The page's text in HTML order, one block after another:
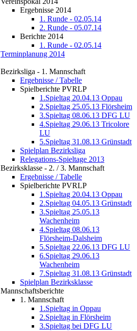
Ergebnisse 2014
1. Runde - 02.05.14
2. Runde - 05.07.14
Berichte 2014
1. Runde - 02.05.14
Terminplanung 2014
Bezirksliga - 1. Mannschaft
Ergebnisse / Tabelle
Spielberichte PVRLP
1.Spieltag 20.04.13 Oppau
2.Spieltag 25.05.13 Flörsheim
3.Spieltag 08.06.13 DFG LU
4.Spieltag 29.06.13 Tricolore
LU
5.Spieltag 31.08.13 Grünstadt
Spielplan Bezirksliga
Relegations-Spieltage 2013
Bezirksklasse - 2. / 3. Mannschaft
Ergebnisse / Tabelle
Spielberichte PVRLP
1.Spieltag 20.04.13 Oppau
2.Spieltag 04.05.13 Grünstadt
3.Spieltag 25.05.13
Wachenheim
4.Spieltag 08.06.13
Flörsheim-Dalsheim
5.Spieltag 22.06.13 DFG LU
6.Spieltag 29.06.13
Wachenheim
7.Spieltag 31.08.13 Grünstadt
Spielplan Bezirksklasse
Mannschaftsberichte
1. Mannschaft
1.Spieltag in Oppau
2.Spieltag in Flörsheim
3.Spieltag bei DFG LU